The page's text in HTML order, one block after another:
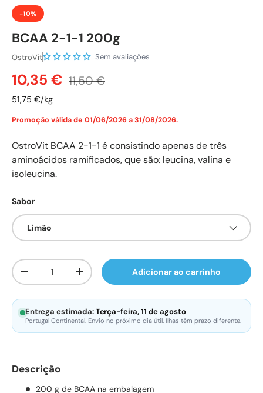
-10%
BCAA 2-1-1 200g
OstroVit Sem avaliações
Preço de venda
10,35 € Preço normal
11,50 €
51,75 €/kg
Promoção válida de 01/06/2026 a 31/08/2026.
OstroVit BCAA 2-1-1 é consistindo apenas de três
aminoácidos ramificados, que são: leucina, valina e
isoleucina.
Sabor
Limão
Qtd.
Diminuir quantidadeAumente a quantidadeAdicionar ao carrinho
Entrega estimada:Terça-feira, 11 de agosto
Portugal Continental. Envio no próximo dia útil. Ilhas têm prazo diferente.
Descrição
200 g de BCAA na embalagem